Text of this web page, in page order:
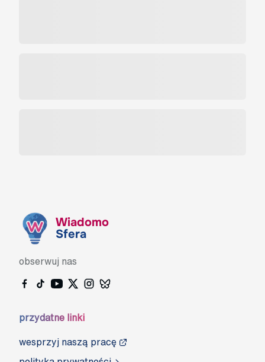
Wiadomo
Sfera
obserwuj nas
przydatne linki
wesprzyj naszą pracę